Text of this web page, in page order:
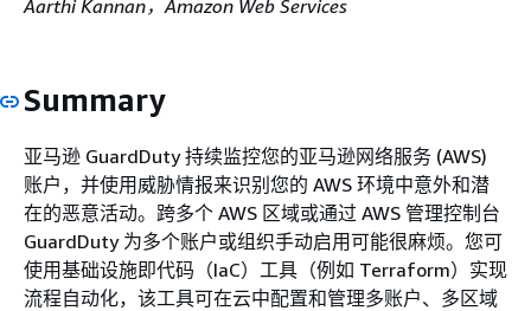
Aarthi Kannan，Amazon Web Services
Summary
亚马逊 GuardDuty 持续监控您的亚马逊网络服务 (AWS)
账户，并使用威胁情报来识别您的 AWS 环境中意外和潜
在的恶意活动。跨多个 AWS 区域或通过 AWS 管理控制台
GuardDuty 为多个账户或组织手动启用可能很麻烦。您可
使用基础设施即代码（IaC）工具（例如 Terraform）实现
流程自动化，该工具可在云中配置和管理多账户、多区域